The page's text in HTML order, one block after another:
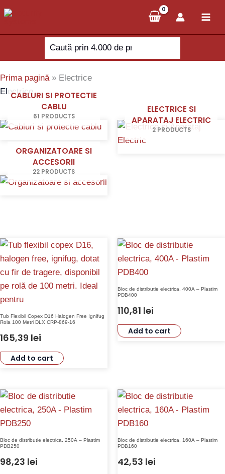
Skip
to
content
for:
Prima pagină» Electrice
Electrice
CABLURI SI PROTECTIE
CABLU
61 PRODUCTS
ELECTRICE SI
APARATAJ ELECTRIC
2 PRODUCTS
ORGANIZATOARE SI
ACCESORII
22 PRODUCTS
Tub Flexibil Copex D16 Halogen Free Ignifug
Rola 100 Metri DLX CRP-869-16
165,39 lei
Add to cart
Bloc de distributie electrica, 400A – Plastim
PDB400
110,81 lei
Add to cart
Bloc de distributie electrica, 250A – Plastim
PDB250
98,23 lei
Bloc de distributie electrica, 160A – Plastim
PDB160
42,53 lei